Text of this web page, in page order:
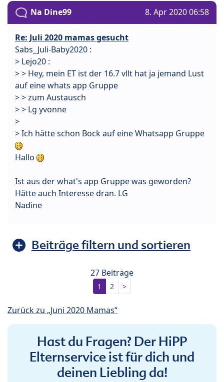
Na Dine99 8. Apr 2020 06:58
Re: Juli 2020 mamas gesucht
Sabs_Juli-Baby2020 :
> Lejo20 :
> > Hey, mein ET ist der 16.7 vllt hat ja jemand Lust
auf eine whats app Gruppe
> > zum Austausch
> > Lg yvonne
>
> Ich hätte schon Bock auf eine Whatsapp Gruppe
Hallo
Ist aus der what's app Gruppe was geworden?
Hätte auch Interesse dran. LG
Nadine
Beiträge filtern und sortieren
27 Beiträge
1 2 >
Zurück zu „Juni 2020 Mamas“
Hast du Fragen? Der HiPP
Elternservice ist für dich und
deinen Liebling da!